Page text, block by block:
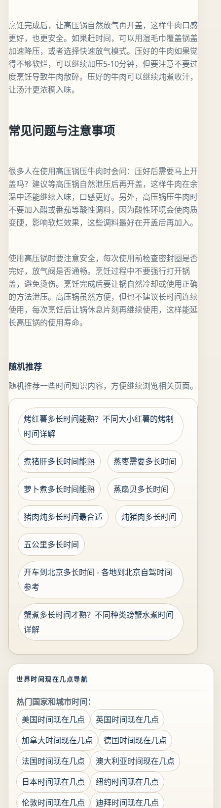
烹饪完成后，让高压锅自然放气再开盖，这样牛肉口感
更好，也更安全。如果赶时间，可以用湿毛巾覆盖锅盖
加速降压，或者选择快速放气模式。压好的牛肉如果觉
得不够软烂，可以继续加压5-10分钟，但要注意不要过
度烹饪导致牛肉散碎。压好的牛肉可以继续炖煮收汁，
让汤汁更浓稠入味。
常见问题与注意事项
很多人在使用高压锅压牛肉时会问：压好后需要马上开
盖吗？建议等高压锅自然泄压后再开盖，这样牛肉在余
温中还能继续入味，口感更好。另外，高压锅压牛肉时
不要加入醋或番茄等酸性调料，因为酸性环境会使肉质
变硬，影响软烂效果，这些调料最好在开盖后再加入。
使用高压锅时要注意安全，每次使用前检查密封圈是否
完好，放气阀是否通畅。烹饪过程中不要强行打开锅
盖，避免烫伤。烹饪完成后要让锅自然冷却或使用正确
的方法泄压。高压锅虽然方便，但也不建议长时间连续
使用，每次烹饪后让锅休息片刻再继续使用，这样能延
长高压锅的使用寿命。
随机推荐
随机推荐一些时间知识内容，方便继续浏览相关页面。
烤红薯多长时间能熟？不同大小红薯的烤制
时间详解
煮猪肝多长时间能熟 蒸枣需要多长时间
萝卜煮多长时间能熟 蒸扇贝多长时间
猪肉炖多长时间最合适 炖猪肉多长时间
五公里多长时间
开车到北京多长时间 - 各地到北京自驾时间
参考
蟹煮多长时间才熟？不同种类螃蟹水煮时间
详解
世界时间现在几点导航
热门国家和城市时间：
美国时间现在几点
英国时间现在几点
加拿大时间现在几点
德国时间现在几点
法国时间现在几点
澳大利亚时间现在几点
日本时间现在几点
纽约时间现在几点
伦敦时间现在几点
迪拜时间现在几点